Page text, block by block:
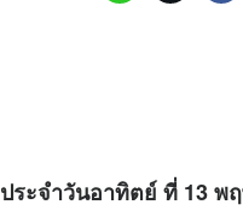
ประจำวันอาทิตย์ ที่ 13 พ